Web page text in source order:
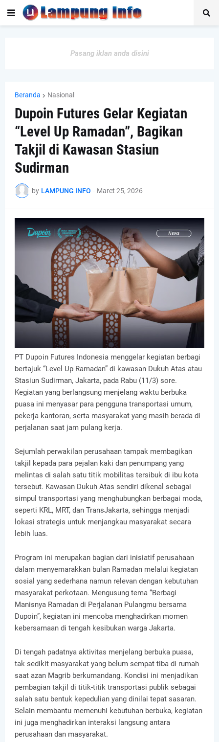
Pasang iklan anda disini
Beranda Nasional
Dupoin Futures Gelar Kegiatan
“Level Up Ramadan”, Bagikan
Takjil di Kawasan Stasiun
Sudirman
by LAMPUNG INFO - Maret 25, 2026
PT Dupoin Futures Indonesia menggelar kegiatan berbagi
bertajuk “Level Up Ramadan” di kawasan Dukuh Atas atau
Stasiun Sudirman, Jakarta, pada Rabu (11/3) sore.
Kegiatan yang berlangsung menjelang waktu berbuka
puasa ini menyasar para pengguna transportasi umum,
pekerja kantoran, serta masyarakat yang masih berada di
perjalanan saat jam pulang kerja.
Sejumlah perwakilan perusahaan tampak membagikan
takjil kepada para pejalan kaki dan penumpang yang
melintas di salah satu titik mobilitas tersibuk di ibu kota
tersebut. Kawasan Dukuh Atas sendiri dikenal sebagai
simpul transportasi yang menghubungkan berbagai moda,
seperti KRL, MRT, dan TransJakarta, sehingga menjadi
lokasi strategis untuk menjangkau masyarakat secara
lebih luas.
Program ini merupakan bagian dari inisiatif perusahaan
dalam menyemarakkan bulan Ramadan melalui kegiatan
sosial yang sederhana namun relevan dengan kebutuhan
masyarakat perkotaan. Mengusung tema “Berbagi
Manisnya Ramadan di Perjalanan Pulangmu bersama
Dupoin”, kegiatan ini mencoba menghadirkan momen
kebersamaan di tengah kesibukan warga Jakarta.
Di tengah padatnya aktivitas menjelang berbuka puasa,
tak sedikit masyarakat yang belum sempat tiba di rumah
saat azan Magrib berkumandang. Kondisi ini menjadikan
pembagian takjil di titik-titik transportasi publik sebagai
salah satu bentuk kepedulian yang dinilai tepat sasaran.
Selain membantu memenuhi kebutuhan berbuka, kegiatan
ini juga menghadirkan interaksi langsung antara
perusahaan dan masyarakat.